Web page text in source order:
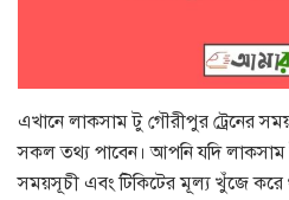
এখানে লাকসাম টু গৌরীপুর ট্রেনের
সকল তথ্য পাবেন। আপনি যদি লাকসাম
সময়সূচী এবং টিকিটের মূল্য খুঁজে